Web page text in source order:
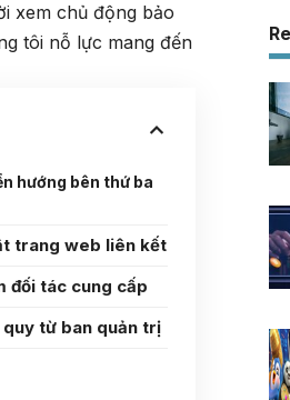
xem chủ động bảo
tôi nỗ lực mang đến
hướng bên thứ ba
trang web liên kết
đối tác cung cấp
quy từ ban quản trị